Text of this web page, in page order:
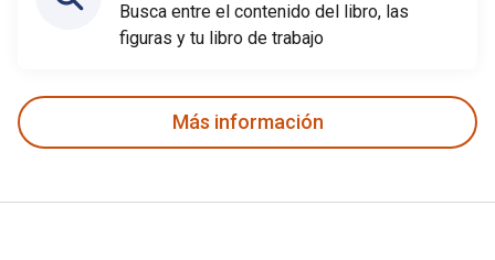
Busca entre el contenido del libro, las
figuras y tu libro de trabajo
Más información